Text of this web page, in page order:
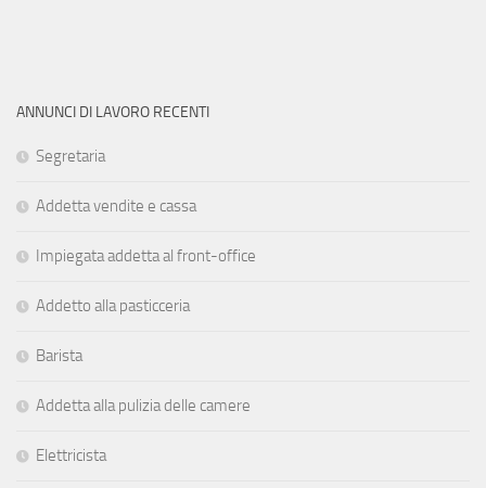
ANNUNCI DI LAVORO RECENTI
Segretaria
Addetta vendite e cassa
Impiegata addetta al front-office
Addetto alla pasticceria
Barista
Addetta alla pulizia delle camere
Elettricista